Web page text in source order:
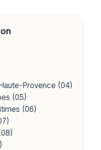
Provence (04)
(05)
(06)